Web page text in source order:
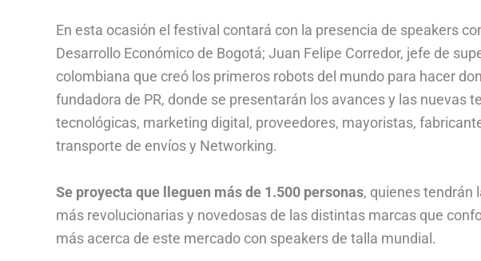
En esta ocasión el festival contará con la presencia de speakers
Desarrollo Económico de Bogotá; Juan Felipe Corredor, jefe de
colombiana que creó los primeros robots del mundo para hacer
fundadora de PR, donde se presentarán los avances y las nuevas
tecnológicas, marketing digital, proveedores, mayoristas,
transporte de envíos y Networking.
Se proyecta que lleguen más de 1.500 personas, quienes tendrán
más revolucionarias y novedosas de las distintas marcas que
más acerca de este mercado con speakers de talla mundial.